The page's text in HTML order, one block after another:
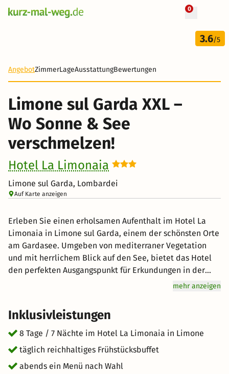
0
8 Tage
435 €
+ 10 Fotos
3.6/5
AngebotZimmerLageAusstattungBewertungen
Limone sul Garda XXL –
Wo Sonne & See
verschmelzen!
Hotel La Limonaia
Limone sul Garda, Lombardei
Auf Karte anzeigen
Erleben Sie einen erholsamen Aufenthalt im Hotel La
Limonaia in Limone sul Garda, einem der schönsten Orte
am Gardasee. Umgeben von mediterraner Vegetation
und mit herrlichem Blick auf den See, bietet das Hotel
den perfekten Ausgangspunkt für Erkundungen in der
Umgebung. Spazieren Sie durch die malerischen Gassen
gemütliche Cafés oder genießen Sie die Promenade
direkt am Wasser. Die Region lädt zu Wanderungen,
Radtouren und Bootsfahrten ein, während nahegelegene
Orte wie Malcesine und Riva del Garda kulturelle
Highlights und italienisches Flair bieten. Nach einem
erlebnisreichen Tag können Sie sich im Hotel
mehr anzeigen
Inklusivleistungen
8 Tage / 7 Nächte im Hotel La Limonaia in Limone
täglich reichhaltiges Frühstücksbuffet
abends ein Menü nach Wahl